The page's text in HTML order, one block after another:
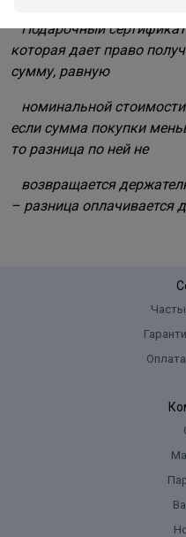
Подарочный
которая дает право
сумму, равную
номинальной
если сумма покупки
то разница по ней не
возвращается
– разница оплачивается